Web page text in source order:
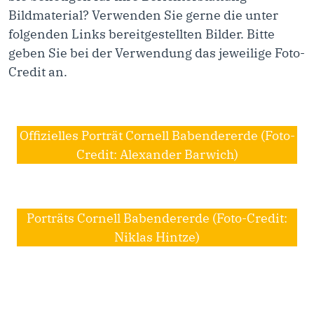
Bildmaterial? Verwenden Sie gerne die unter
folgenden Links bereitgestellten Bilder. Bitte
geben Sie bei der Verwendung das jeweilige Foto-
Credit an.
Offizielles Porträt Cornell Babendererde (Foto-
Credit: Alexander Barwich)
Porträts Cornell Babendererde (Foto-Credit:
Niklas Hintze)